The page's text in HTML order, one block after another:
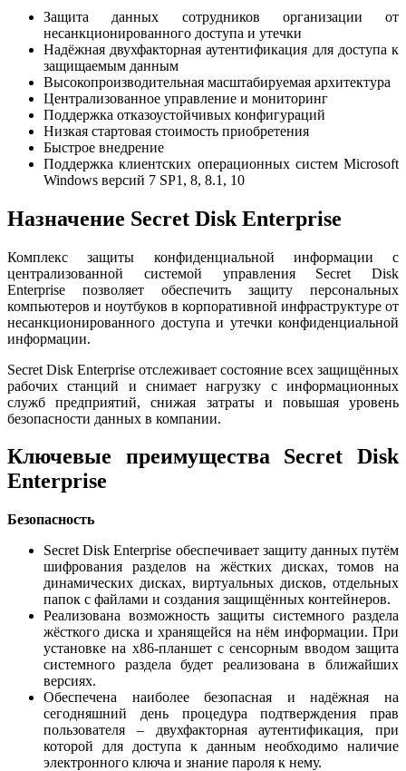
Защита данных сотрудников организации от
несанкционированного доступа и утечки
Надёжная двухфакторная аутентификация для доступа к
защищаемым данным
Высокопроизводительная масштабируемая архитектура
Централизованное управление и мониторинг
Поддержка отказоустойчивых конфигураций
Низкая стартовая стоимость приобретения
Быстрое внедрение
Поддержка клиентских операционных систем Microsoft
Windows версий 7 SP1, 8, 8.1, 10
Назначение Secret Disk Enterprise
Комплекс защиты конфиденциальной информации с
централизованной системой управления Secret Disk
Enterprise позволяет обеспечить защиту персональных
компьютеров и ноутбуков в корпоративной инфраструктуре от
несанкционированного доступа и утечки конфиденциальной
информации.
Secret Disk Enterprise отслеживает состояние всех защищённых
рабочих станций и снимает нагрузку с информационных
служб предприятий, снижая затраты и повышая уровень
безопасности данных в компании.
Ключевые преимущества Secret Disk
Enterprise
Безопасность
Secret Disk Enterprise обеспечивает защиту данных путём
шифрования разделов на жёстких дисках, томов на
динамических дисках, виртуальных дисков, отдельных
папок с файлами и создания защищённых контейнеров.
Реализована возможность защиты системного раздела
жёсткого диска и хранящейся на нём информации. При
установке на x86-планшет с сенсорным вводом защита
системного раздела будет реализована в ближайших
версиях.
Обеспечена наиболее безопасная и надёжная на
сегодняшний день процедура подтверждения прав
пользователя – двухфакторная аутентификация, при
которой для доступа к данным необходимо наличие
электронного ключа и знание пароля к нему.